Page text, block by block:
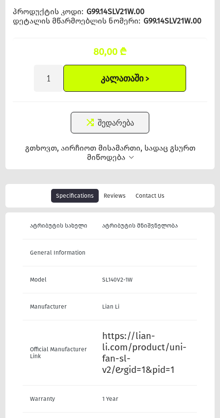
პროდუქტის კოდი: G99.14SLV21W.00
დეტალის მწარმოებლის ნომერი: G99.14SLV21W.00
80,00 ₾
ᲙᲐᲚᲐᲗᲐᲨᲘ >
შედარება
გთხოვთ, აირჩიოთ მისამართი, სადაც გსურთ
მიწოდება
Specifications Reviews Contact Us
ატრიბუტის სახელი ატრიბუტის მნიშვნელობა
General Information
Model SL140V2-1W
Manufacturer Lian Li
Official Manufacturer
Link
https://lian-
li.com/product/uni-
fan-sl-
v2/#&gid=1&pid=1
Warranty 1 Year